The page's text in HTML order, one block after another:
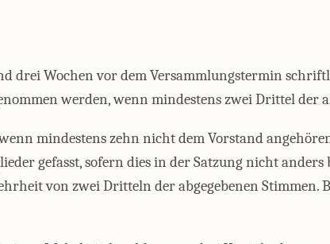
drei Wochen vor dem Versammlungstermin
werden, wenn mindestens zwei Drittel der
mindestens zehn nicht dem Vorstand
gefasst, sofern dies in der Satzung nicht
von zwei Dritteln der abgegebenen